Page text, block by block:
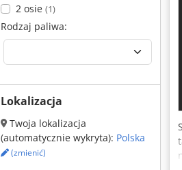
2 osie (1)
Rodzaj paliwa:
Lokalizacja
Twoja lokalizacja
(automatycznie wykryta): Polska
(zmienić)